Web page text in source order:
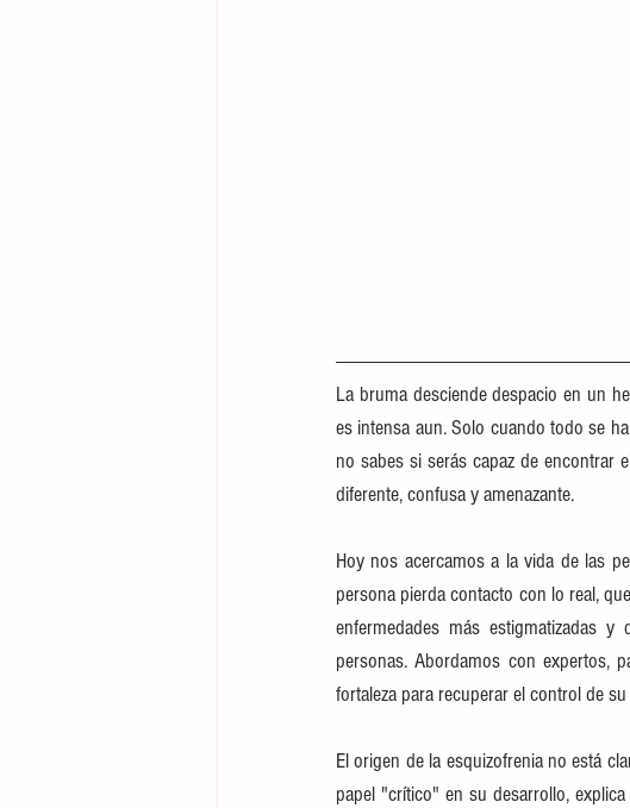
La bruma desciende despacio en un
es intensa aun. Solo cuando todo se
no sabes si serás capaz de encontrar
diferente, confusa y amenazante.
Hoy nos acercamos a la vida de las
persona pierda contacto con lo real,
enfermedades más estigmatizadas
personas. Abordamos con expertos,
fortaleza para recuperar el control de
El origen de la esquizofrenia no está
papel "crítico" en su desarrollo, explica